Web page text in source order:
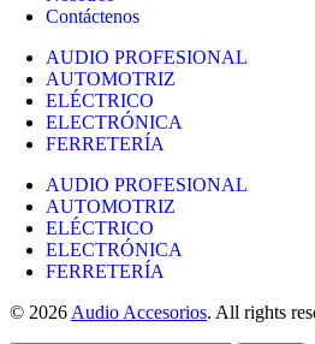
Contáctenos
AUDIO PROFESIONAL
AUTOMOTRIZ
ELÉCTRICO
ELECTRÓNICA
FERRETERÍA
AUDIO PROFESIONAL
AUTOMOTRIZ
ELÉCTRICO
ELECTRÓNICA
FERRETERÍA
© 2026 Audio Accesorios. All rights